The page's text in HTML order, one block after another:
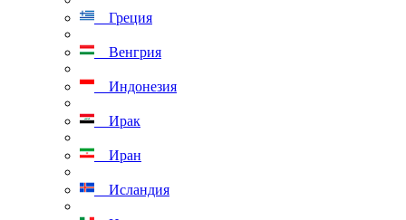
Греция
Венгрия
Индонезия
Ирак
Иран
Исландия